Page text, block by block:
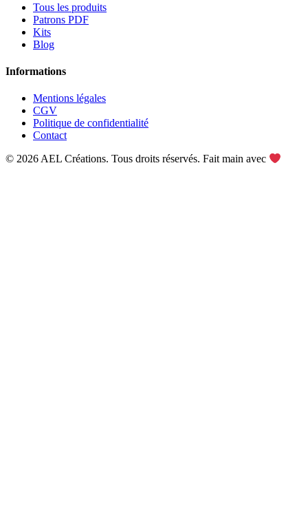
Tous les produits
Patrons PDF
Kits
Blog
Informations
Mentions légales
CGV
Politique de confidentialité
Contact
© 2026 AEL Créations. Tous droits réservés. Fait main avec